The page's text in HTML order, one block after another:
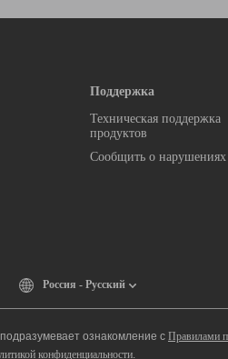
Поддержка
Техническая поддержка
продуктов
Сообщить о нарушениях
Россия - Русский
ознакомление с Правилами
конфиденциальности.